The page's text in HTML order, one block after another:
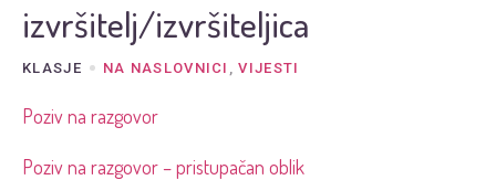
izvršitelj/izvršiteljica
KLASJE NA NASLOVNICI ,VIJESTI
Poziv na razgovor
Poziv na razgovor – pristupačan oblik